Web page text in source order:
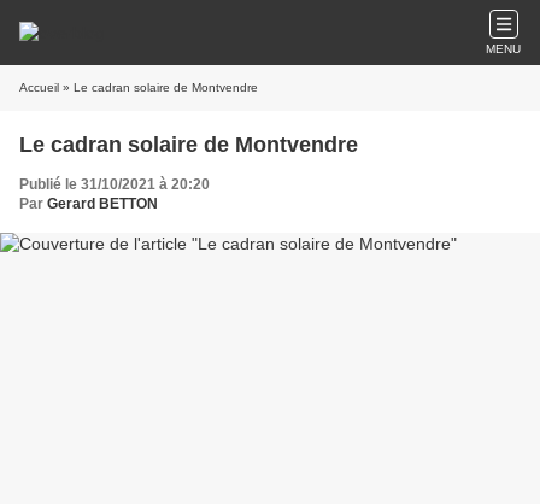
MENU
Accueil » Le cadran solaire de Montvendre
Le cadran solaire de Montvendre
Publié le 31/10/2021 à 20:20
Par Gerard BETTON